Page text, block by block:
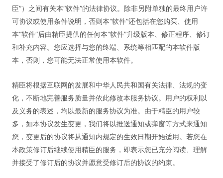
臣”）之间有关本“软件”的法律协议。除非另附单独的最终用户许
可协议或使用条件说明，否则本“软件”还包括在您购买、使用
本“软件”后由精臣提供的任何本“软件”升级版本、修正程序、修订
和补充内容。您应选择与您的终端、系统等相匹配的本软件版
本，否则，您可能无法正常使用本软件。
精臣将根据互联网的发展和中华人民共和国有关法律、法规的变
化，不断地完善服务质量并依此修改本服务协议。用户的权利以
及义务的表述，均以最新的服务协议为准。由于精臣的用户较
多，如本协议发生变更，我们将以推送通知或弹窗等方式来通知
您，变更后的协议将从通知内规定的生效日期开始适用。若您在
本政策修订后继续使用精臣的服务，即表示您已充分阅读、理解
并接受了修订后的协议并愿意受修订后的协议的约束。